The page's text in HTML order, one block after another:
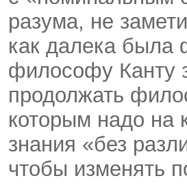
разума, не
как далека была
философу Канту
продолжать
которым надо на
знания «без
чтобы изменять